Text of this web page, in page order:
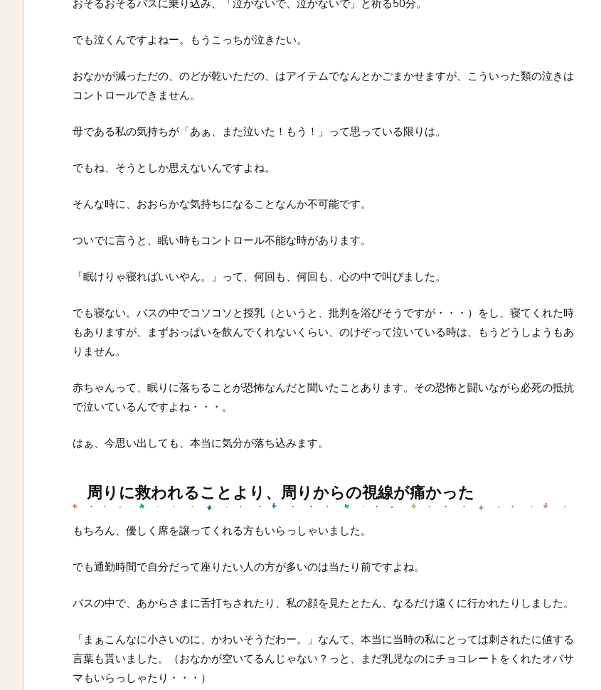
おそるおそるバスに乗り込み、「泣かないで、泣かないで」と祈る50分。
でも泣くんですよねー。もうこっちが泣きたい。
おなかが減っただの、のどが乾いただの、はアイテムでなんとかごまかせますが、こういった類の泣きは
コントロールできません。
母である私の気持ちが「あぁ、また泣いた！もう！」って思っている限りは。
でもね、そうとしか思えないんですよね。
そんな時に、おおらかな気持ちになることなんか不可能です。
ついでに言うと、眠い時もコントロール不能な時があります。
「眠けりゃ寝ればいいやん。」って、何回も、何回も、心の中で叫びました。
でも寝ない。バスの中でコソコソと授乳（というと、批判を浴びそうですが・・・）をし、寝てくれた時
もありますが、まずおっぱいを飲んでくれないくらい、のけぞって泣いている時は、もうどうしようもあ
りません。
赤ちゃんって、眠りに落ちることが恐怖なんだと聞いたことあります。その恐怖と闘いながら必死の抵抗
で泣いているんですよね・・・。
はぁ、今思い出しても、本当に気分が落ち込みます。
周りに救われることより、周りからの視線が痛かった
もちろん、優しく席を譲ってくれる方もいらっしゃいました。
でも通勤時間で自分だって座りたい人の方が多いのは当たり前ですよね。
バスの中で、あからさまに舌打ちされたり、私の顔を見たとたん、なるだけ遠くに行かれたりしました。
「まぁこんなに小さいのに、かわいそうだわー。」なんて、本当に当時の私にとっては刺されたに値する
言葉も貰いました。（おなかが空いてるんじゃない？っと、まだ乳児なのにチョコレートをくれたオバサ
マもいらっしゃたり・・・）